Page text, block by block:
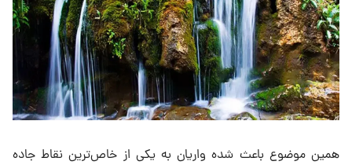
همین موضوع باعث شده واریان به یکی از خاص‌ترین نقاط جاده